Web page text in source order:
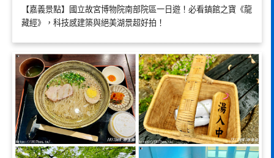
【嘉義景點】國立故宮博物院南部院區一日遊！必看鎮館之寶《龍
藏經》，科技感建築與絕美湖景超好拍！